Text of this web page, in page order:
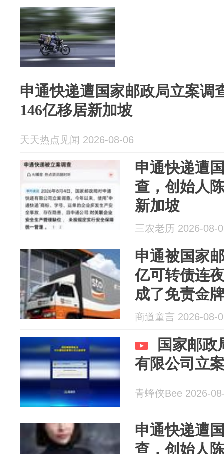
申通快递遭国家邮政局立案调
146亿移居新加坡
天天热点见闻 2026-08-06
申通快递遭
查，创始人
新加坡
三农老历 2026-08-
申通被国家
亿可转债连
成了免责金
商道童言 2026-08-
国家邮政
有限公司立
青蜂侠Bee 2026-
申通快递遭
查，创始人